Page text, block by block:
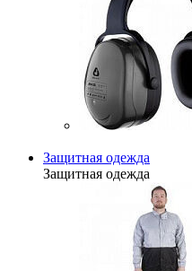
Защитная одежда
Защитная одежда